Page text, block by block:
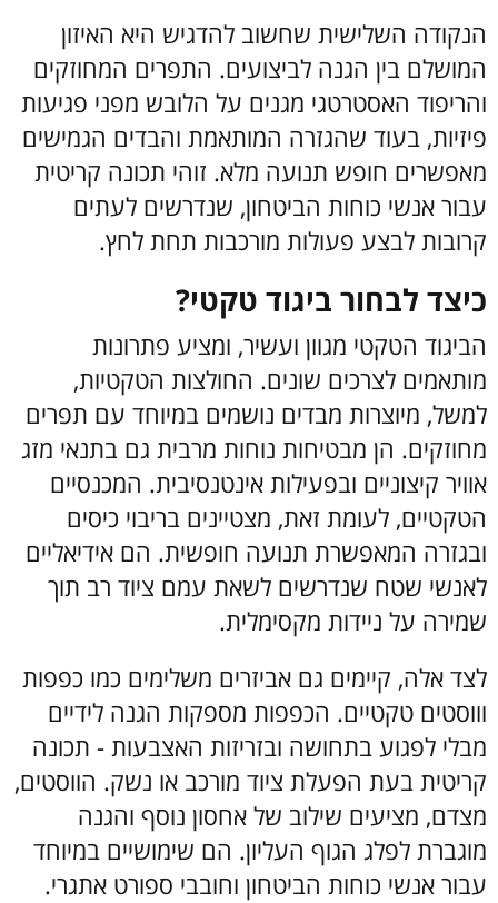
הנקודה השלישית שחשוב להדגיש היא האיזון
המושלם בין הגנה לביצועים. התפרים המחוזקים
והריפוד האסטרטגי מגנים על הלובש מפני פגיעות
פיזיות, בעוד שהגזרה המותאמת והבדים הגמישים
מאפשרים חופש תנועה מלא. זוהי תכונה קריטית
עבור אנשי כוחות הביטחון, שנדרשים לעתים
קרובות לבצע פעולות מורכבות תחת לחץ.
כיצד לבחור ביגוד טקטי?
הביגוד הטקטי מגוון ועשיר, ומציע פתרונות
מותאמים לצרכים שונים. החולצות הטקטיות,
למשל, מיוצרות מבדים נושמים במיוחד עם תפרים
מחוזקים. הן מבטיחות נוחות מרבית גם בתנאי מזג
אוויר קיצוניים ובפעילות אינטנסיבית. המכנסיים
הטקטיים, לעומת זאת, מצטיינים בריבוי כיסים
ובגזרה המאפשרת תנועה חופשית. הם אידיאליים
לאנשי שטח שנדרשים לשאת עמם ציוד רב תוך
שמירה על ניידות מקסימלית.
לצד אלה, קיימים גם אביזרים משלימים כמו כפפות
וווסטים טקטיים. הכפפות מספקות הגנה לידיים
מבלי לפגוע בתחושה ובזריזות האצבעות - תכונה
קריטית בעת הפעלת ציוד מורכב או נשק. הווסטים,
מצדם, מציעים שילוב של אחסון נוסף והגנה
מוגברת לפלג הגוף העליון. הם שימושיים במיוחד
עבור אנשי כוחות הביטחון וחובבי ספורט אתגרי.